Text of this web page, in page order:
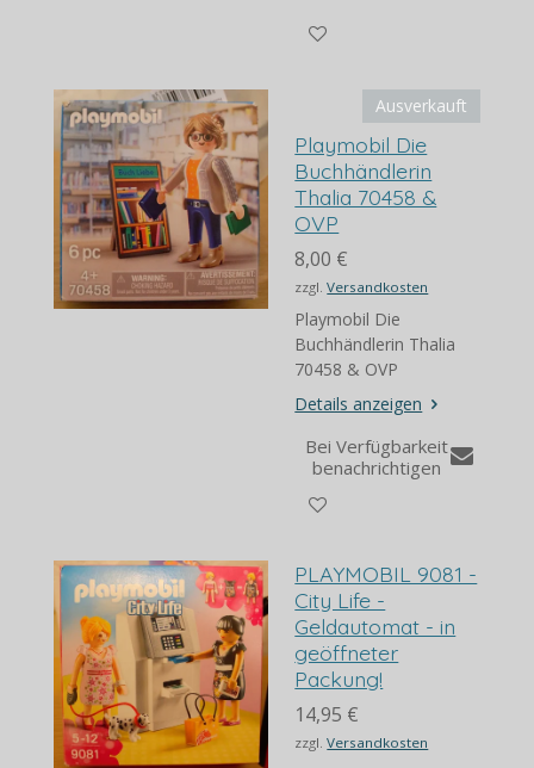
Ausverkauft
Playmobil Die
Buchhändlerin
Thalia 70458 &
OVP
8,00 €
zzgl.Versandkosten
Playmobil Die
Buchhändlerin Thalia
70458 & OVP
Details anzeigen
Bei Verfügbarkeit
benachrichtigen
PLAYMOBIL 9081 -
City Life -
Geldautomat - in
geöffneter
Packung!
14,95 €
zzgl.Versandkosten